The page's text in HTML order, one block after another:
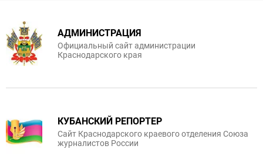
АДМИНИСТРАЦИЯ
Официальный сайт администрации
Краснодарского края
КУБАНСКИЙ РЕПОРТЕР
Сайт Краснодарского краевого отделения Союза
журналистов России